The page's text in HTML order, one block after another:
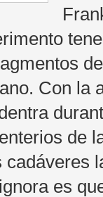
Con la
de
cadáveres
es